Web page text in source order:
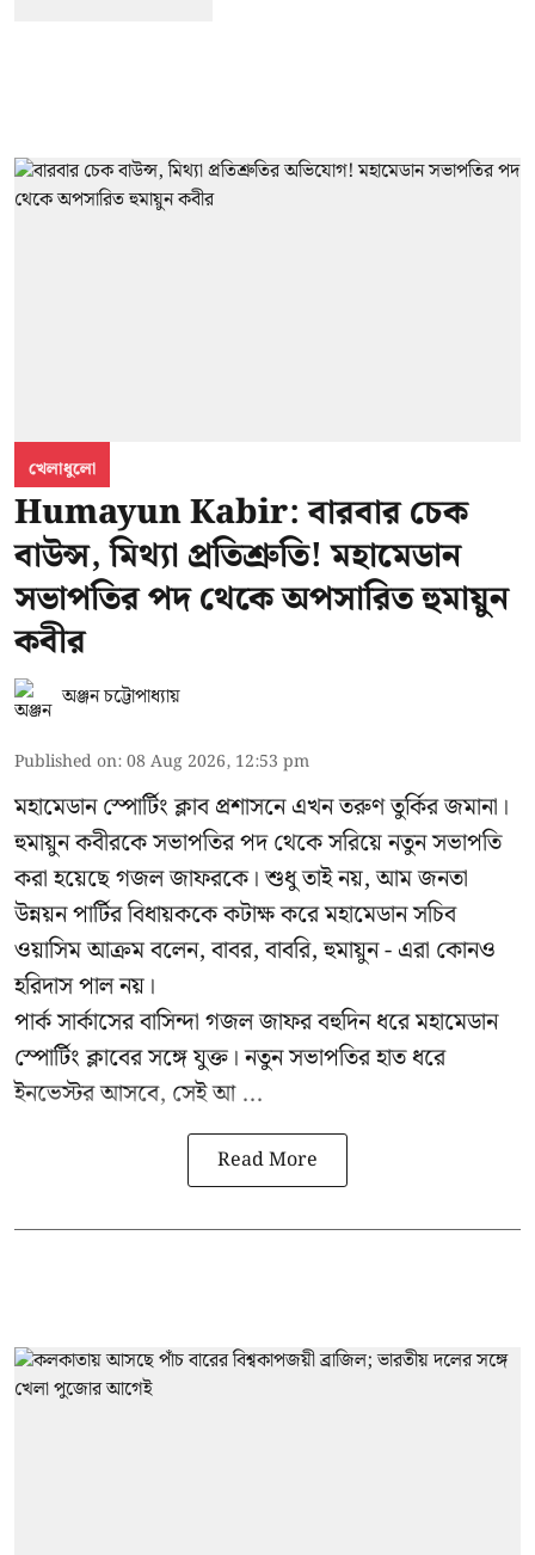
খেলাধুলো
Humayun Kabir: বারবার চেক
বাউন্স, মিথ্যা প্রতিশ্রুতি! মহামেডান
সভাপতির পদ থেকে অপসারিত হুমায়ুন
কবীর
অঞ্জন চট্টোপাধ্যায়
Published on:08 Aug 2026, 12:53 pm
মহামেডান স্পোর্টিং ক্লাব প্রশাসনে এখন তরুণ তুর্কির জমানা।
হুমায়ুন কবীরকে সভাপতির পদ থেকে সরিয়ে নতুন সভাপতি
করা হয়েছে গজল জাফরকে। শুধু তাই নয়, আম জনতা
উন্নয়ন পার্টির বিধায়ককে কটাক্ষ করে মহামেডান সচিব
ওয়াসিম আক্রম বলেন, বাবর, বাবরি, হুমায়ুন - এরা কোনও
হরিদাস পাল নয়।
পার্ক সার্কাসের বাসিন্দা গজল জাফর বহুদিন ধরে মহামেডান
স্পোর্টিং ক্লাবের সঙ্গে যুক্ত। নতুন সভাপতির হাত ধরে
ইনভেস্টর আসবে, সেই আ ...
Read More